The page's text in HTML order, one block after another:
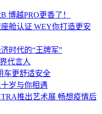
博越PRO更香了！
舱认证 WEY你打造更安
时代的“王牌军”
代言人
车更舒适安全
岁与你相遇
推出艺术展 畅想疫情后